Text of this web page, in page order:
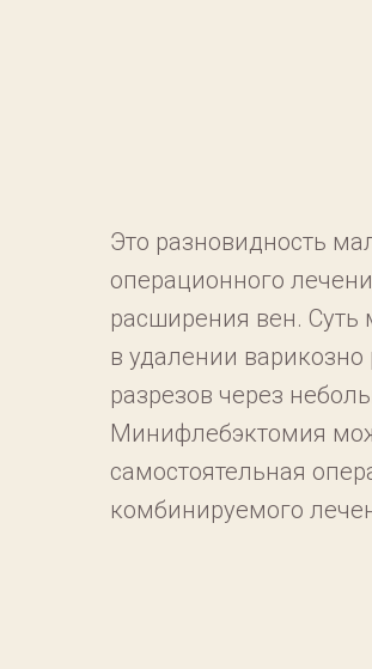
Это разновидность
операционного
расширения вен. Суть
в удалении
разрезов через
Минифлебэктомия
самостоятельная
комбинируемого